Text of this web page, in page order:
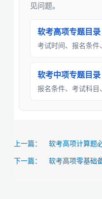
见问题。
软考高项专题目录
考试时间、报名条
软考中项专题目录
报名条件、考试科
上一篇：
下一篇：